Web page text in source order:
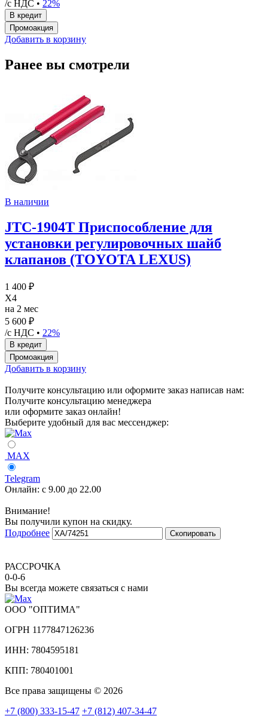
/с НДС • 22%
Добавить в корзину
Ранее вы смотрели
В наличии
JTC-1904T Приспособление для
установки регулировочных шайб
клапанов (TOYOTA LEXUS)
1 400 ₽
X4
на 2 мес
5 600 ₽
/с НДС • 22%
Добавить в корзину
Получите консультацию или оформите заказ написав нам:
Получите консультацию менеджера
или оформите заказ онлайн!
Выберите удобный для вас мессенджер:
MAX
Telegram
Онлайн: с 9.00 до 22.00
Внимание!
Вы получили купон на скидку.
Подробнее
Скопировать
РАССРОЧКА
0-0-6
Вы всегда можете связаться с нами
ООО "ОПТИМА"
ОГРН 1177847126236
ИНН: 7804595181
КПП: 780401001
Все права защищены © 2026
+7 (800) 333-15-47 +7 (812) 407-34-47